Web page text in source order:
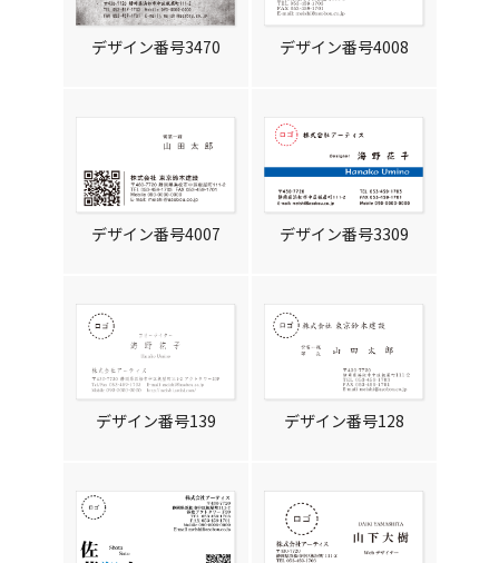
デザイン番号3470 デザイン番号4008
デザイン番号4007 デザイン番号3309
デザイン番号139 デザイン番号128